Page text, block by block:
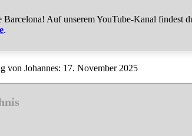
Barcelona! Auf unserem YouTube-Kanal findest
.
17. November 2025